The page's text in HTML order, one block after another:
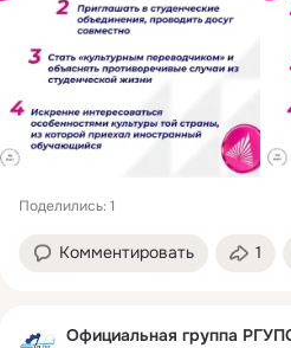
Поделились: 1
Комментировать 1
Официальная группа